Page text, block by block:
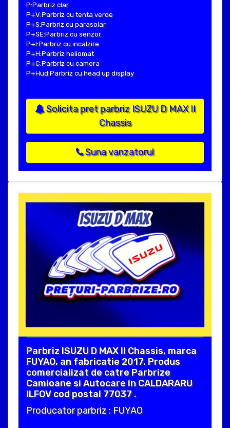
P:Parbriz clar
P+V:Parbriz cu tenta verde
P+S:Parbriz cu parasolar
P+SE:Parbriz cu senzor
P+I:Parbriz cu incalzire
P+H:Parbriz heliomat
P+C:Parbriz cu camera
P+Hud:Parbriz cu head up display
Solicita pret parbriz ISUZU D MAX II
Chassis
Suna vanzatorul
Parbriz ISUZU D MAX II Chassis, marca
FUYAO, an fabricatie 2017. Produs
comercializat de catre Parbrize
Camioane si Autocare in CALDARARU
ILFOV cod postal 77037 .
Producator parbriz : FUYAO